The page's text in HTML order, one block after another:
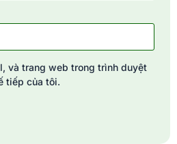
và trang web trong trình duyệt
tiếp của tôi.